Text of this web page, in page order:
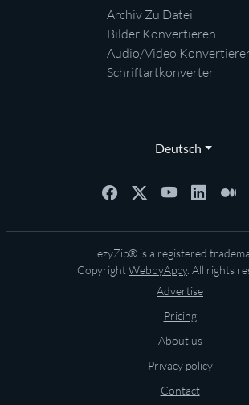
Archiv Zu Datei
Bilder Konvertieren
Audio/Video
Schriftartkonverter
Deutsch
ezyZip® is a registered
CopyrightWebbyAppy. All rights
Advertise
Pricing
About us
Privacy policy
Contact